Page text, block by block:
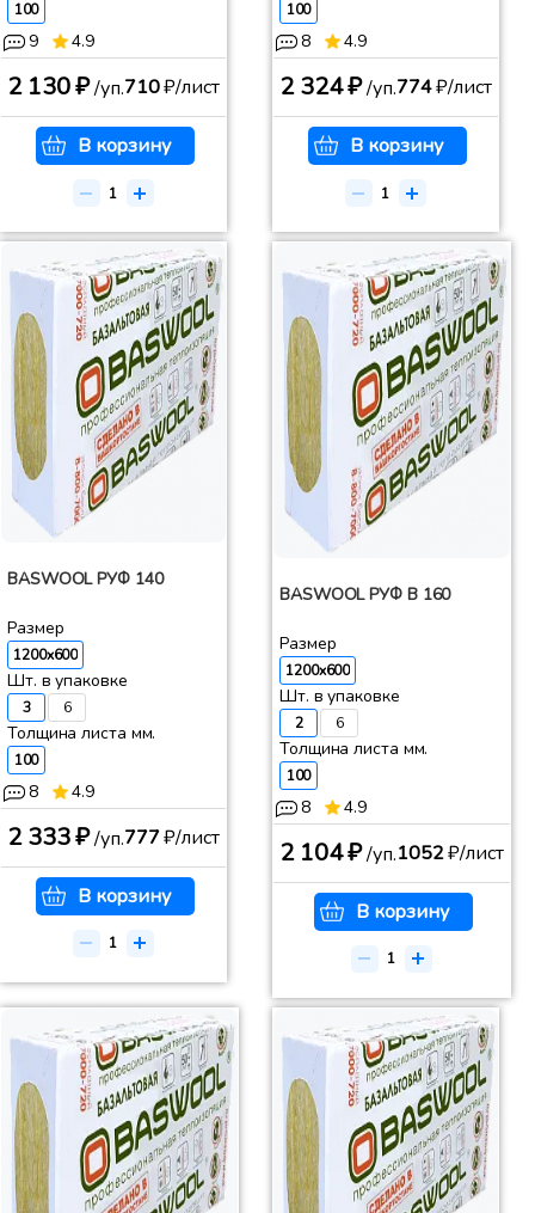
100
9 4.9
2 130 ₽/уп.710₽/лист
В корзину
100
8 4.9
2 324 ₽/уп.774₽/лист
В корзину
BASWOOL РУФ 140
Размер
1200x600
Шт. в упаковке
3 6
Толщина листа мм.
100
8 4.9
2 333 ₽/уп.777₽/лист
В корзину
BASWOOL РУФ В 160
Размер
1200x600
Шт. в упаковке
2 6
Толщина листа мм.
100
8 4.9
2 104 ₽/уп.1052₽/лист
В корзину